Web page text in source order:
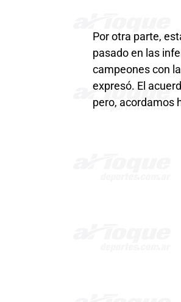
Por otra parte,
pasado en las
campeones con
expresó. El
pero, acordamos